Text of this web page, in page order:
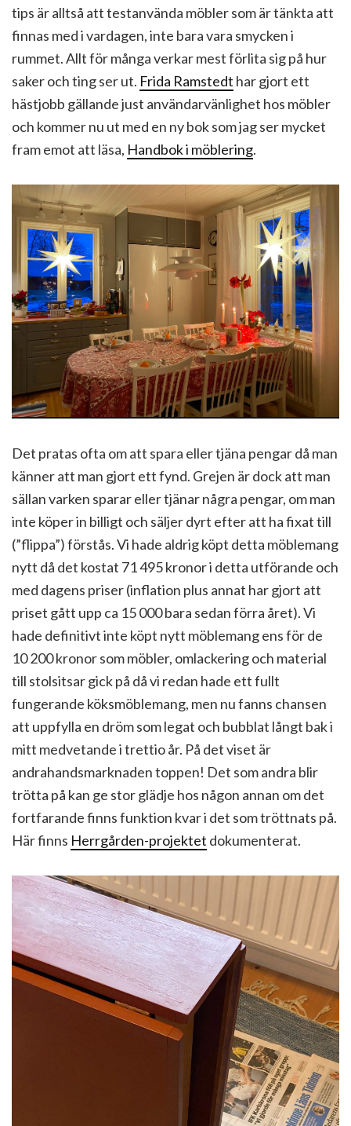
tips är alltså att testanvända möbler som är tänkta att
finnas med i vardagen, inte bara vara smycken i
rummet. Allt för många verkar mest förlita sig på hur
saker och ting ser ut. Frida Ramstedt har gjort ett
hästjobb gällande just användarvänlighet hos möbler
och kommer nu ut med en ny bok som jag ser mycket
fram emot att läsa, Handbok i möblering.
Det pratas ofta om att spara eller tjäna pengar då man
känner att man gjort ett fynd. Grejen är dock att man
sällan varken sparar eller tjänar några pengar, om man
inte köper in billigt och säljer dyrt efter att ha fixat till
(”flippa”) förstås. Vi hade aldrig köpt detta möblemang
nytt då det kostat 71 495 kronor i detta utförande och
med dagens priser (inflation plus annat har gjort att
priset gått upp ca 15 000 bara sedan förra året). Vi
hade definitivt inte köpt nytt möblemang ens för de
10 200 kronor som möbler, omlackering och material
till stolsitsar gick på då vi redan hade ett fullt
fungerande köksmöblemang, men nu fanns chansen
att uppfylla en dröm som legat och bubblat långt bak i
mitt medvetande i trettio år. På det viset är
andrahandsmarknaden toppen! Det som andra blir
trötta på kan ge stor glädje hos någon annan om det
fortfarande finns funktion kvar i det som tröttnats på.
Här finns Herrgården-projektet dokumenterat.